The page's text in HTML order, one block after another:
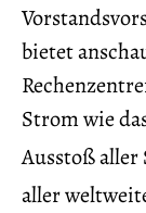
bietet
Strom wie
Ausstoß aller
aller